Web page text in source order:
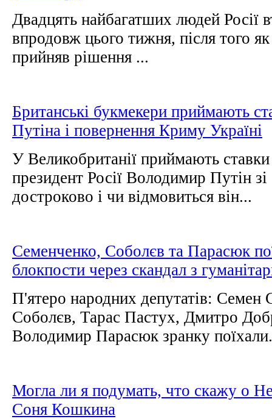
Двадцять найбагатших людей Росії
впродовж цього тижня, після того
прийняв рішення ...
Британські букмекери приймають
Путіна і повернення Криму Україні
У Великобританії приймають ставки
президент Росії Володимир Путін зі
достроково і чи відмовиться він...
Семенченко, Соболєв та Парасюк
блокпости через скандал з
П'ятеро народних депутатів: Семен
Соболєв, Тарас Пастух, Дмитро
Володимир Парасюк зранку
Могла ли я подумать, что скажу о
Соня Кошкина